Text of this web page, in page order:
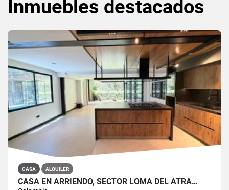
Inmuebles destacados
CASA ALQUILER
CASA EN ARRIENDO, SECTOR LOMA DEL ATRA…